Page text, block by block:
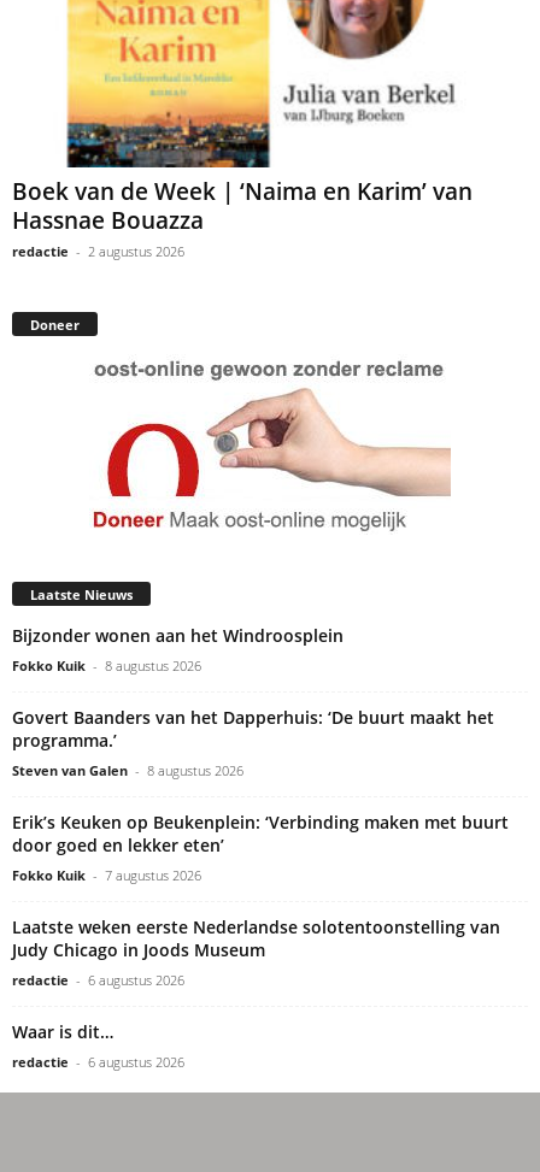
Boek van de Week | ‘Naima en Karim’ van
Hassnae Bouazza
redactie - 2 augustus 2026
Doneer
Laatste Nieuws
Bijzonder wonen aan het Windroosplein
Fokko Kuik - 8 augustus 2026
Govert Baanders van het Dapperhuis: ‘De buurt maakt het
programma.’
Steven van Galen - 8 augustus 2026
Erik’s Keuken op Beukenplein: ‘Verbinding maken met buurt
door goed en lekker eten’
Fokko Kuik - 7 augustus 2026
Laatste weken eerste Nederlandse solotentoonstelling van
Judy Chicago in Joods Museum
redactie - 6 augustus 2026
Waar is dit…
redactie - 6 augustus 2026